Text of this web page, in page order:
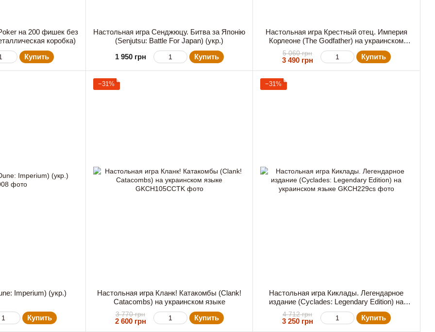
на 200 фишек без
коробка)
Купить
Настольная игра Сенджюцу. Битва за Японію
(Senjutsu: Battle For Japan) (укр.)
1 950 грн
Купить
Настольная игра Крестный отец. Империя
Корлеоне (The Godfather) на украинском
языке
5 060 грн
3 490 грн Купить
Imperium) (укр.)
Купить
−31%
Настольная игра Кланк! Катакомбы (Clank!
Catacombs) на украинском языке
3 770 грн
2 600 грн Купить
−31%
Настольная игра Киклады. Легендарное
издание (Cyclades: Legendary Edition) на
украинском языке
4 712 грн
3 250 грн Купить